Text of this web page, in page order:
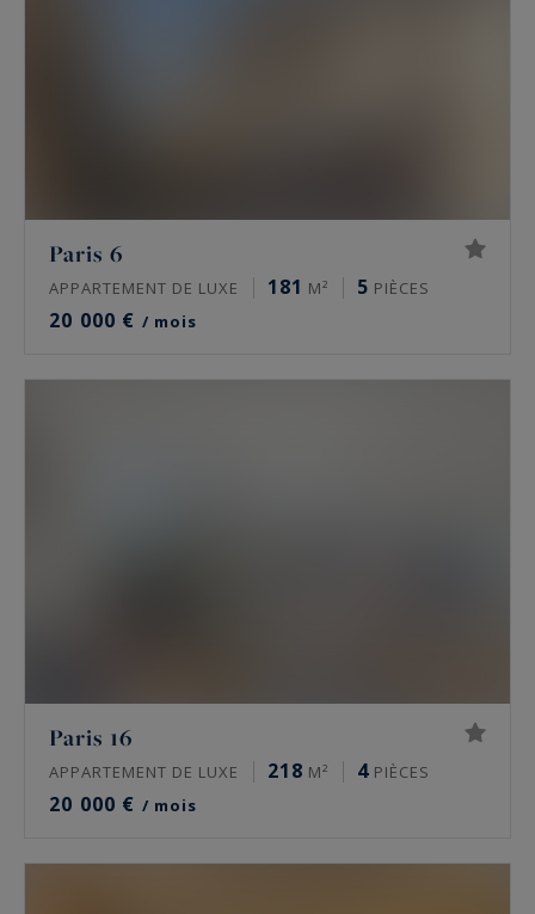
Paris 6
APPARTEMENT DE LUXE 181 M² 5 PIÈCES
20 000 € / mois
Paris 16
APPARTEMENT DE LUXE 218 M² 4 PIÈCES
20 000 € / mois